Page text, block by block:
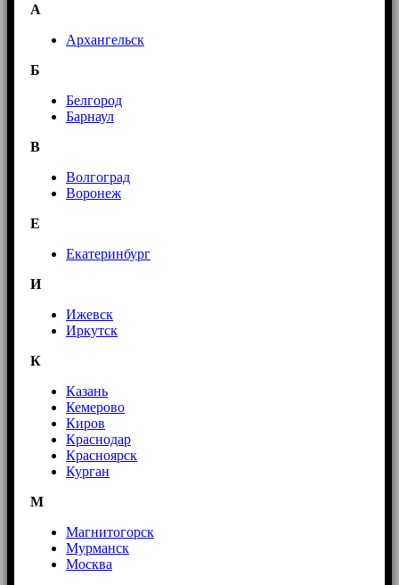
А
Архангельск
Б
Белгород
Барнаул
В
Волгоград
Воронеж
E
Екатеринбург
И
Ижевск
Иркутск
К
Казань
Кемерово
Киров
Краснодар
Красноярск
Курган
М
Магнитогорск
Мурманск
Москва